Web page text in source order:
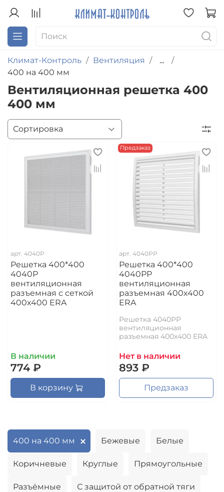
Климат-Контроль Вентиляция
...
400 на 400 мм
Вентиляционная решетка 400
400 мм
арт. 4040Р
Решетка 400*400
4040Р
вентиляционная
разъемная с сеткой
400х400 ERA
В наличии
774 ₽
В корзину
Предзаказ
арт. 4040РР
Решетка 400*400
4040РР
вентиляционная
разъемная 400х400
ERA
Решетка 4040РР
вентиляционная
разъемная 400х400 ERA
Нет в наличии
893 ₽
Предзаказ
400 на 400 мм Бежевые Белые
Коричневые Круглые Прямоугольные
Разъёмные С защитой от обратной тяги